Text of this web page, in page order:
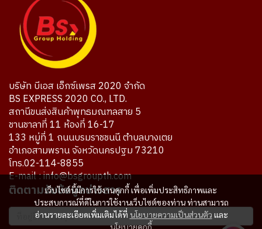
เว็บไซต์นี้มีการใช้งานคุกกี้ เพื่อเพิ่มประสิทธิภาพและ
ประสบการณ์ที่ดีในการใช้งานเว็บไซต์ของท่าน ท่านสามารถ
อ่านรายละเอียดเพิ่มเติมได้ที่ นโยบายความเป็นส่วนตัว และ
นโยบายคุกกี้
บริษัท บีเอส เอ็กซ์เพรส 2020 จำกัด
BS EXPRESS 2020 CO., LTD.
สถานีขนส่งสินค้าพุทธมณฑลสาย 5
ชานชาลาที่ 11 ห้องที่ 16-17
133 หมู่ที่ 1 ถนนบรมราชชนนี ตำบลบางเตย
อำเภอสามพราน จังหวัดนครปฐม 73210
โทร.02-114-8855
E-mail : info@bsgroupth.com
ติดตามรับข้อมูลข่าวสาร